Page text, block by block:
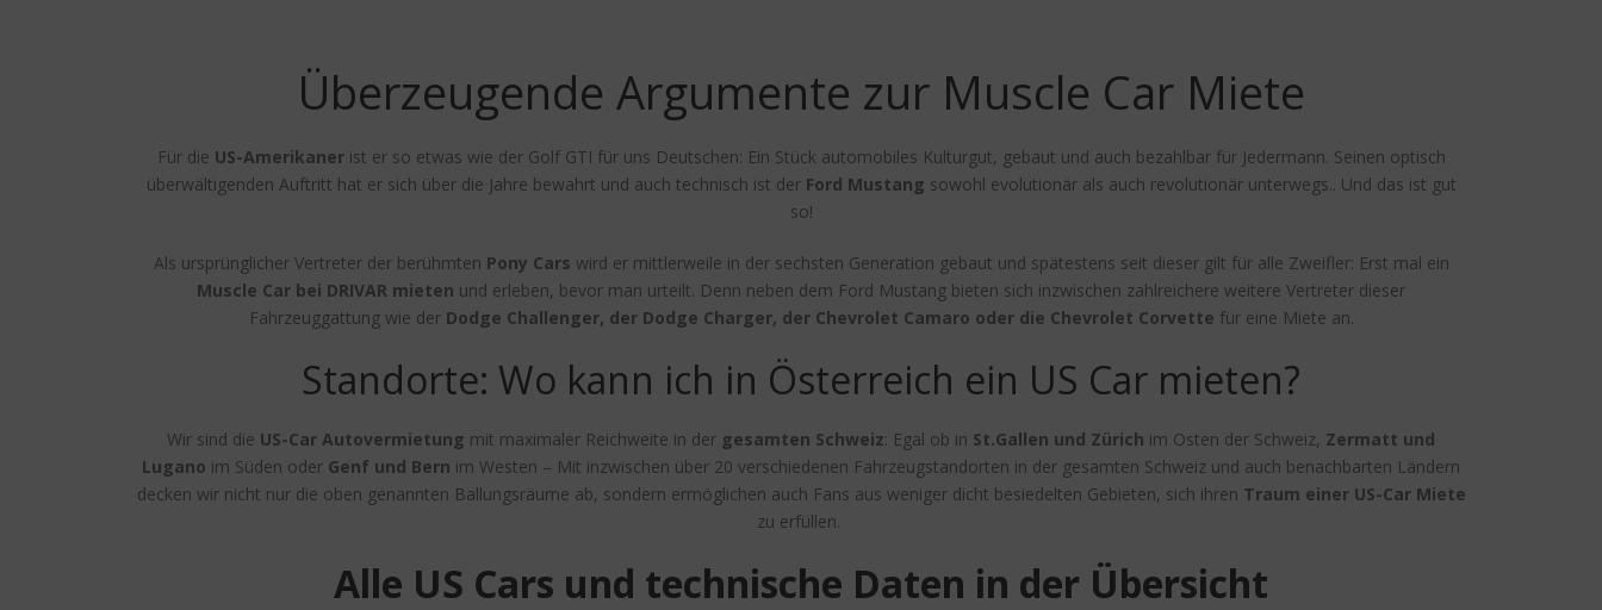
Überzeugende Argumente zur Muscle Car Miete
Für die US-Amerikanerist er so etwas wie der Golf GTI für uns Deutschen: Ein Stück automobiles Kulturgut, gebaut und auch bezahlbar für Jedermann. Seinen optisch
überwältigenden Auftritt hat er sich über die Jahre bewahrt und auch technisch ist derFord Mustang sowohl evolutionär als auch revolutionär unterwegs.. Und das ist gut
so!
Als ursprünglicher Vertreter der berühmten Pony Cars wird er mittlerweile in der sechsten Generation gebaut und spätestens seit dieser gilt für alle Zweifler: Erst mal ein
Muscle Car bei DRIVAR mieten und erleben, bevor man urteilt. Denn neben dem Ford Mustang bieten sich inzwischen zahlreichere weitere Vertreter dieser
Fahrzeuggattung wie der Dodge Challenger, der Dodge Charger, der Chevrolet Camaro oder die Chevrolet Corvette für eine Miete an.
Standorte: Wo kann ich in Österreich ein US Car mieten?
Wir sind die US-Car Autovermietung mit maximaler Reichweite in der gesamten Schweiz: Egal ob in St.Gallen und Zürich im Osten der Schweiz, Zermatt und
Lugano im Süden oder Genf und Bern im Westen – Mit inzwischen über 20 verschiedenen Fahrzeugstandorten in der gesamten Schweiz und auch benachbarten Ländern
decken wir nicht nur die oben genannten Ballungsräume ab, sondern ermöglichen auch Fans aus weniger dicht besiedelten Gebieten, sich ihren Traum einer US-Car Miete
zu erfüllen.
Alle US Cars und technische Daten in der Übersicht